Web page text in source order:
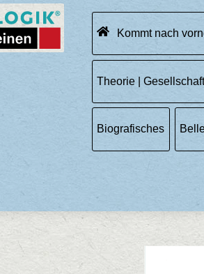
Kommt nach
Theorie |
Biografisches